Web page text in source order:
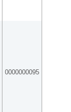
0000000095